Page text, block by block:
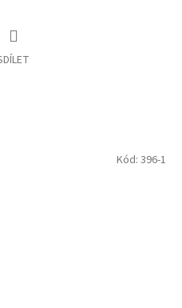
Kód: 396-1